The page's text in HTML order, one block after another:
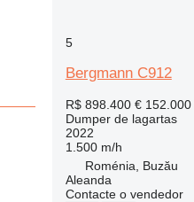
5
Bergmann C912
R$ 898.400 € 152.000
Dumper de lagartas
2022
1.500 m/h
Roménia, Buzău
Aleanda
Contacte o vendedor